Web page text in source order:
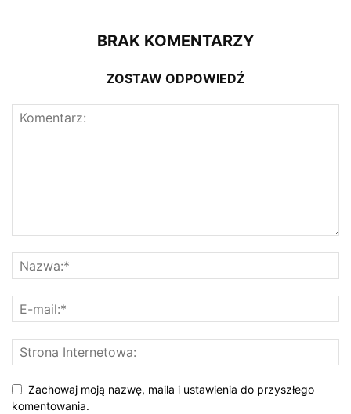
BRAK KOMENTARZY
ZOSTAW ODPOWIEDŹ
Zachowaj moją nazwę, maila i ustawienia do przyszłego
komentowania.